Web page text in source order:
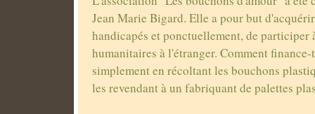
Jean Marie Bigard. Elle a pour but
handicapés et ponctuellement, de participer
humanitaires à l'étranger. Comment
simplement en récoltant les bouchons
les revendant à un fabriquant de palettes